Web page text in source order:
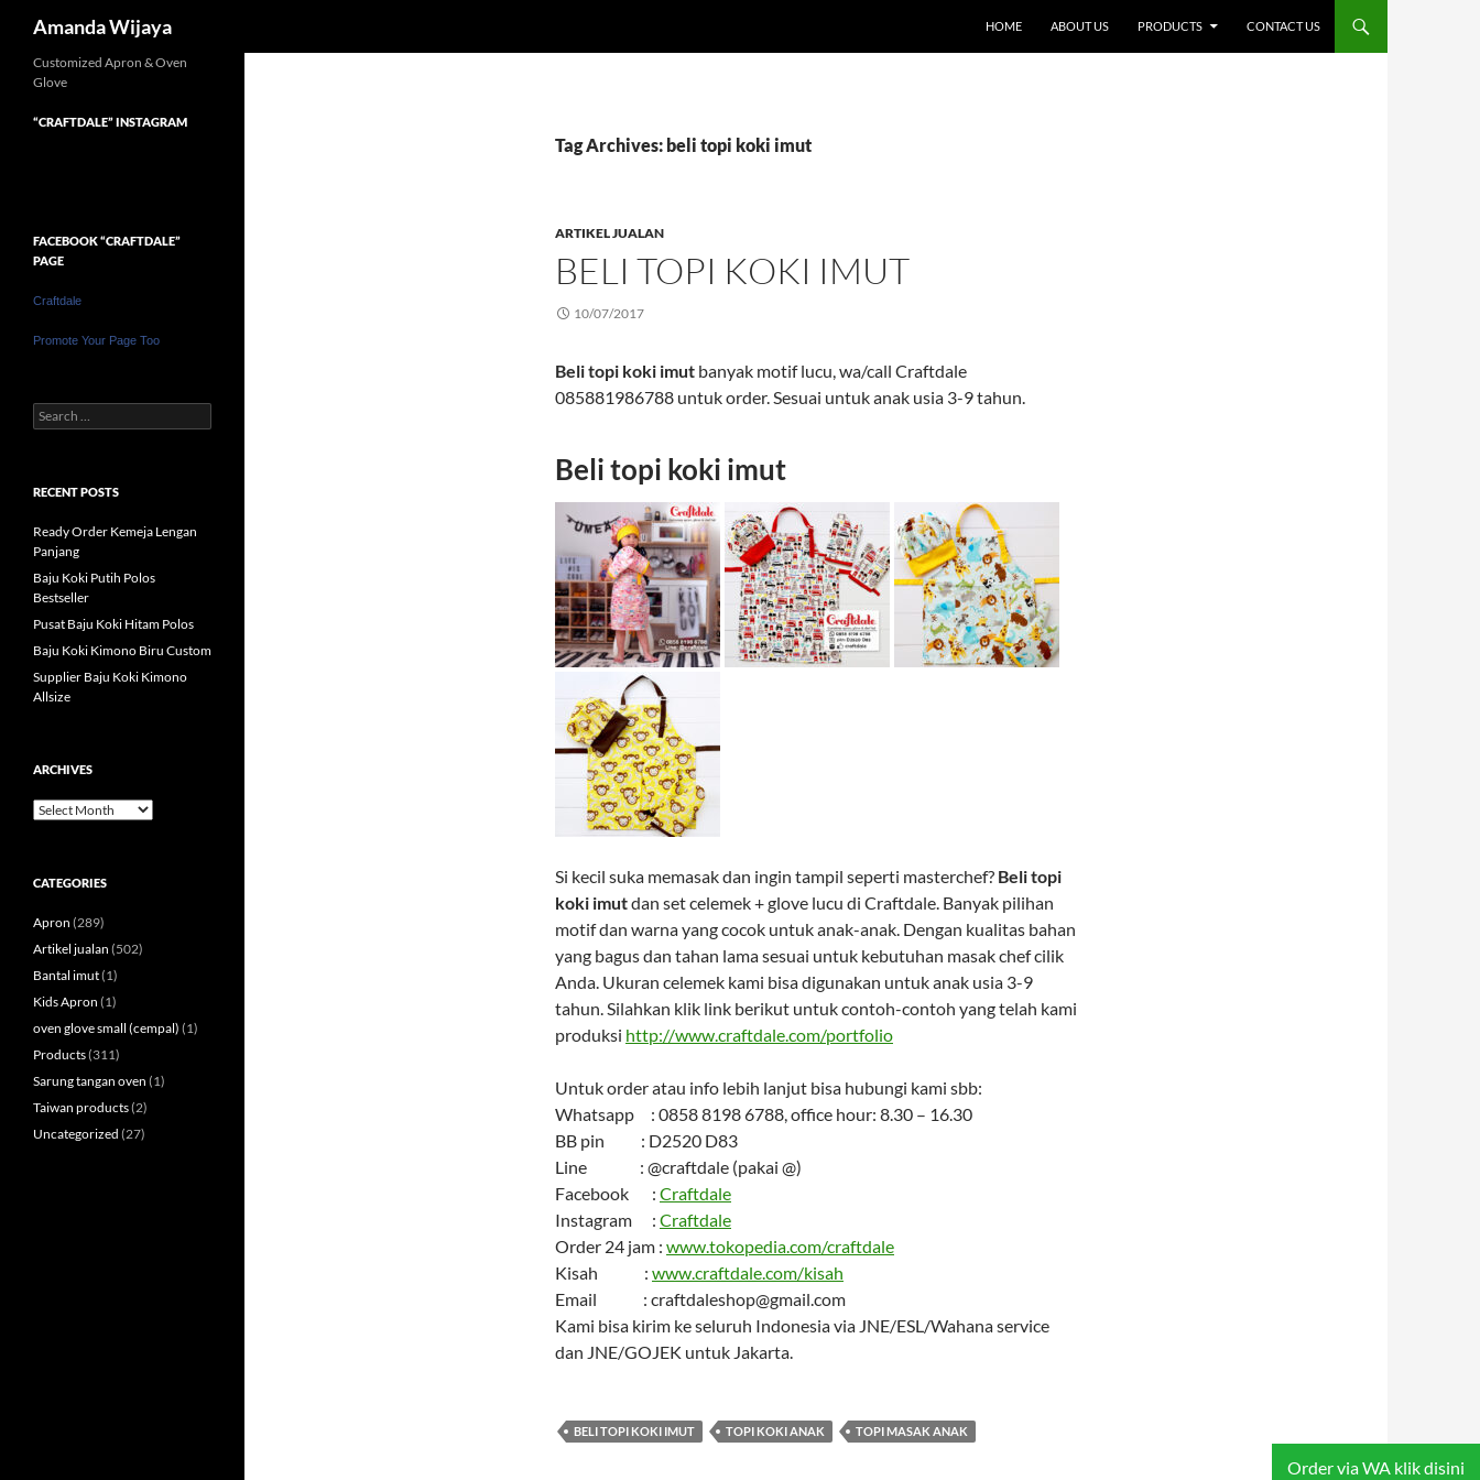
Amanda Wijaya
HOME
ABOUT US PRODUCTS CONTACT US
Tag Archives: beli topi koki imut
ARTIKEL JUALAN
BELI TOPI KOKI IMUT
10/07/2017
Beli topi koki imut banyak motif lucu, wa/call Craftdale
085881986788 untuk order. Sesuai untuk anak usia 3-9 tahun.
Beli topi koki imut
Si kecil suka memasak dan ingin tampil seperti masterchef? Beli topi
koki imutdan set celemek + glove lucu di Craftdale. Banyak pilihan
motif dan warna yang cocok untuk anak-anak. Dengan kualitas bahan
yang bagus dan tahan lama sesuai untuk kebutuhan masak chef cilik
Anda. Ukuran celemek kami bisa digunakan untuk anak usia 3-9
tahun. Silahkan klik link berikut untuk contoh-contoh yang telah kami
produksi http://www.craftdale.com/portfolio
Untuk order atau info lebih lanjut bisa hubungi kami sbb:
Whatsapp : 0858 8198 6788, office hour: 8.30 – 16.30
BB pin : D2520 D83
Line : @craftdale (pakai @)
Facebook : Craftdale
Instagram : Craftdale
Order 24 jam : www.tokopedia.com/craftdale
Kisah : www.craftdale.com/kisah
Email : craftdaleshop@gmail.com
Kami bisa kirim ke seluruh Indonesia via JNE/ESL/Wahana service
dan JNE/GOJEK untuk Jakarta.
BELI TOPI KOKI IMUT TOPI KOKI ANAK TOPI MASAK ANAK
Customized Apron & Oven
Glove
“CRAFTDALE” INSTAGRAM
FACEBOOK “CRAFTDALE”
PAGE
Craftdale
Promote Your Page Too
Search
for:
RECENT POSTS
Ready Order Kemeja Lengan
Panjang
Baju Koki Putih Polos
Bestseller
Pusat Baju Koki Hitam Polos
Baju Koki Kimono Biru Custom
Supplier Baju Koki Kimono
Allsize
ARCHIVES
Archives
CATEGORIES
Apron (289)
Artikel jualan (502)
Bantal imut(1)
Kids Apron (1)
oven glove small (cempal) (1)
Products(311)
Sarung tangan oven (1)
Taiwan products(2)
Uncategorized (27)
Order via WA klik disini